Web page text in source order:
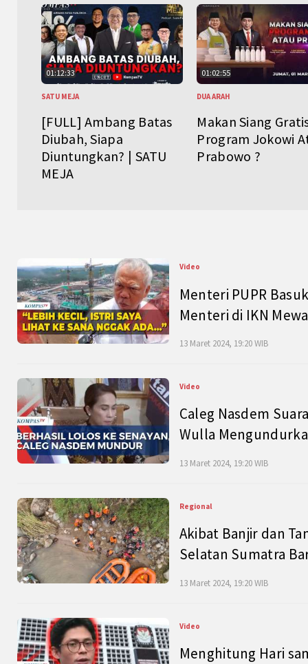
01:12:33
SATU MEJA
[FULL] Ambang Batas
Diubah, Siapa
Diuntungkan? | SATU
MEJA
01:02:55
DUA ARAH
Makan Siang
Program Jokowi
Prabowo ?
Video
Menteri PUPR
Menteri di IKN
13 Maret 2024, 19:20 WIB
Video
Caleg Nasdem
Wulla
13 Maret 2024, 19:20 WIB
Regional
Akibat Banjir dan
Selatan Sumatra
13 Maret 2024, 19:20 WIB
Video
Menghitung Hari